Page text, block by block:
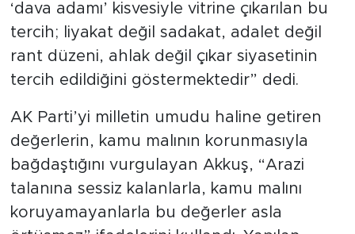
‘dava adamı’ kisvesiyle vitrine çıkarılan bu
tercih; liyakat değil sadakat, adalet değil
rant düzeni, ahlak değil çıkar siyasetinin
tercih edildiğini göstermektedir” dedi.
AK Parti’yi milletin umudu haline getiren
değerlerin, kamu malının korunmasıyla
bağdaştığını vurgulayan Akkuş, “Arazi
talanına sessiz kalanlarla, kamu malını
koruyamayanlarla bu değerler asla